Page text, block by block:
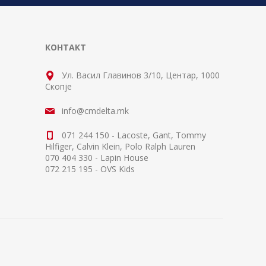
КОНТАКТ
Ул. Васил Главинов 3/10, Центар, 1000
Скопје
info@cmdelta.mk
071 244 150 - Lacoste, Gant, Tommy
Hilfiger, Calvin Klein, Polo Ralph Lauren
070 404 330 - Lapin House
072 215 195 - OVS Kids